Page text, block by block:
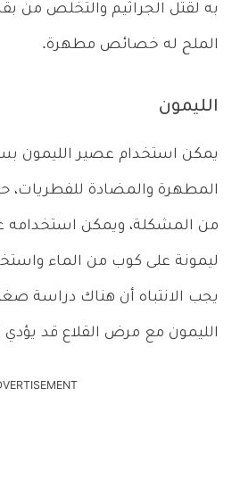
به لقتل الجراثيم والتخلص من
الملح له خصائص مطهرة.
الليمون
يمكن استخدام عصير الليمون
المطهرة والمضادة
من المشكلة، ويمكن
ليمونة على كوب من الماء
يجب الانتباه أن هناك دراسة
الليمون مع مرض القلاع قد يؤدي